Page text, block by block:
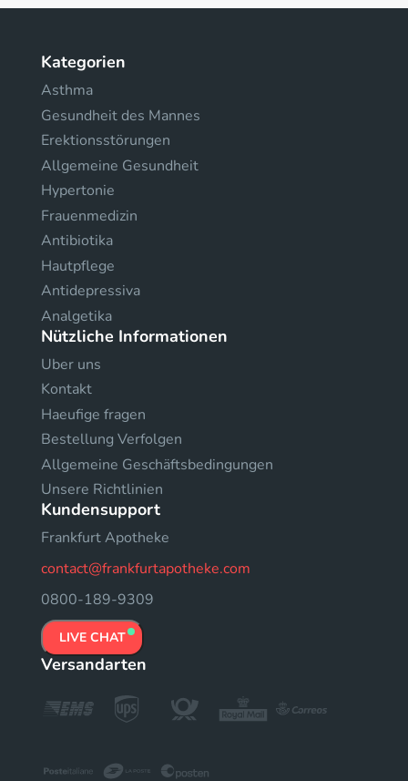
Kategorien
Asthma
Gesundheit des Mannes
Erektionsstörungen
Allgemeine Gesundheit
Hypertonie
Frauenmedizin
Antibiotika
Hautpflege
Antidepressiva
Analgetika
Nützliche Informationen
Uber uns
Kontakt
Haeufige fragen
Bestellung Verfolgen
Allgemeine Geschäftsbedingungen
Unsere Richtlinien
Kundensupport
Frankfurt Apotheke
contact@frankfurtapotheke.com
0800-189-9309
LIVE CHAT
Versandarten